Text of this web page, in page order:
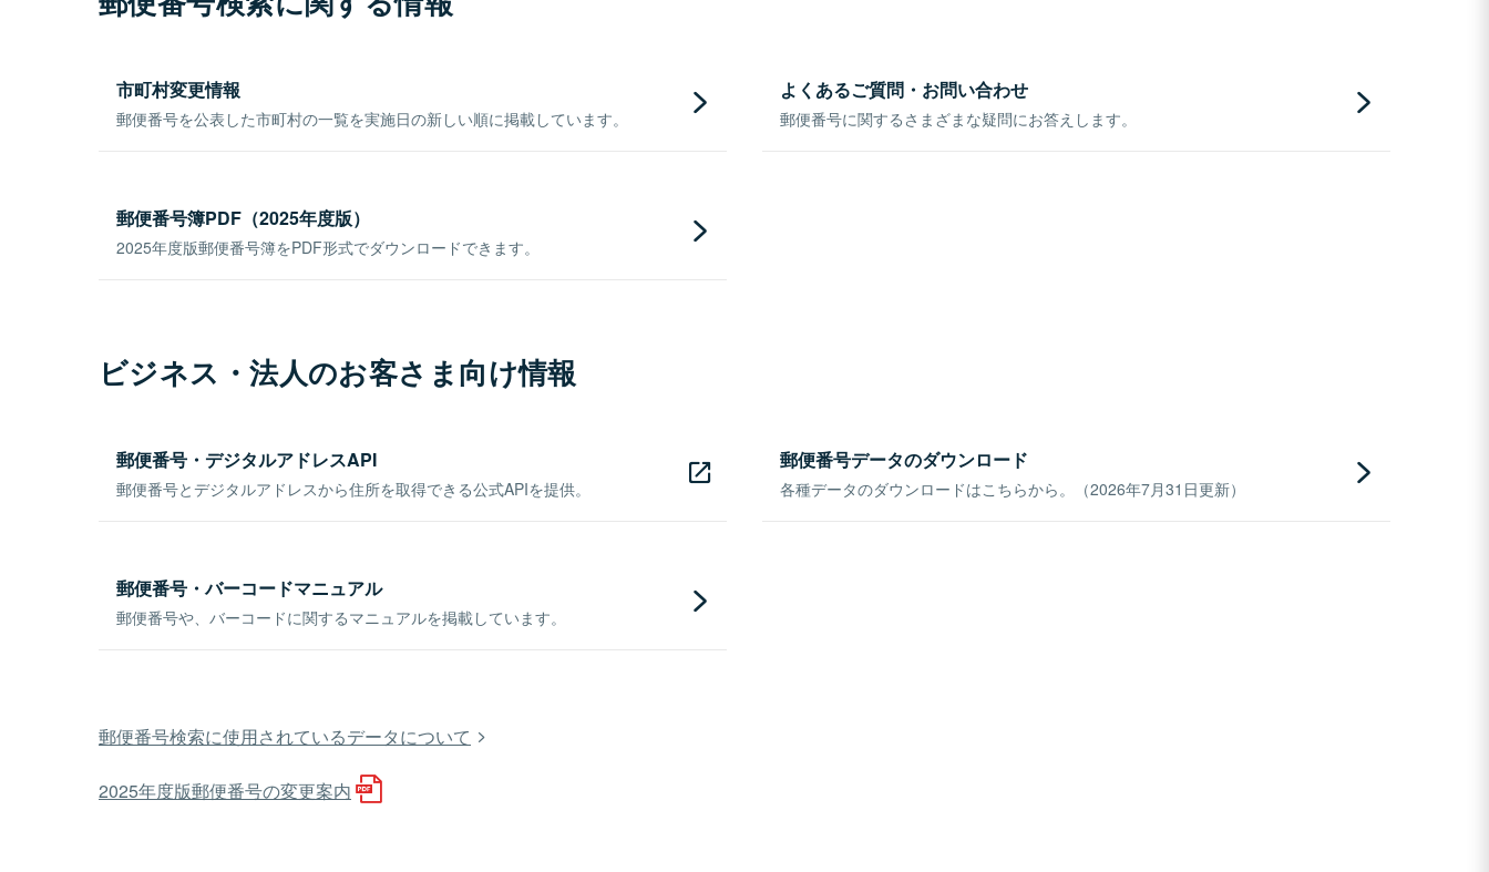
市町村変更情報
郵便番号を公表した市町村の一覧を実施日の新しい順に掲載しています。
よくあるご質問・お問い合わせ
郵便番号に関するさまざまな疑問にお答えします。
郵便番号簿PDF（2025年度版）
2025年度版郵便番号簿をPDF形式でダウンロードできます。
ビジネス・法人のお客さま向け情報
郵便番号・デジタルアドレスAPI
郵便番号とデジタルアドレスから住所を取得できる公式APIを提供。
郵便番号データのダウンロード
各種データのダウンロードはこちらから。（2026年7月31日更新）
郵便番号・バーコードマニュアル
郵便番号や、バーコードに関するマニュアルを掲載しています。
郵便番号検索に使用されているデータについて
2025年度版郵便番号の変更案内